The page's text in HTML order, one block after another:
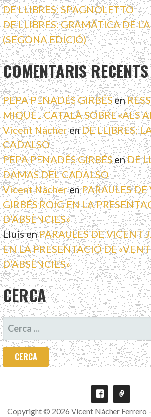
DE LLIBRES: SPAGNOLETTO
DE LLIBRES: GRAMÀTICA DE
(SEGONA EDICIÓ)
COMENTARIS RECENTS
PEPA PENADÉS GIRBÉSen
MIQUEL CATALÀ SOBRE «ALS
Vicent NàcherenDE LLIBRES:
CADALSO
PEPA PENADÉS GIRBÉSenDE
DAMAS DEL CADALSO
Vicent NàcherenPARAULES DE
GIRBÉS ROIG EN LA
D’ABSÈNCIES»
LluísenPARAULES DE VICENT
EN LA PRESENTACIÓ DE «VENT
D’ABSÈNCIES»
CERCA
CERCA:
Copyright © 2026 Vicent Nàcher Ferrero